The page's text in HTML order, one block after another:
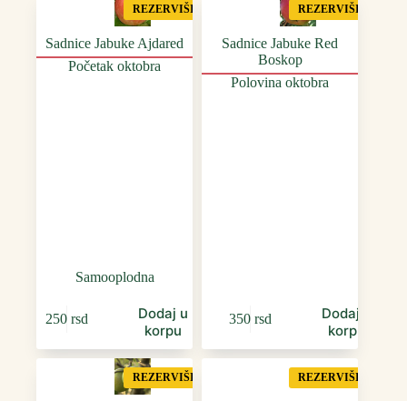
REZERVIŠI
Sadnice Jabuke Ajdared
Početak oktobra
Samooplodna
250 rsd
Dodaj u
korpu
REZERVIŠI
Sadnice Jabuke Red
Boskop
Polovina oktobra
350 rsd
Dodaj u
korpu
REZERVIŠI REZERVIŠI